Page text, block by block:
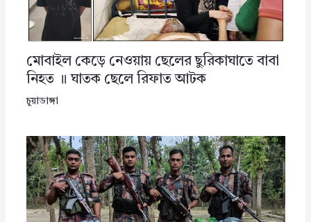
মোবাইল কেড়ে নেওয়ায় ছেলের ছুরিকাঘাতে বাবা
নিহত ॥ ঘাতক ছেলে রিফাত আটক
চুয়াডাঙ্গা